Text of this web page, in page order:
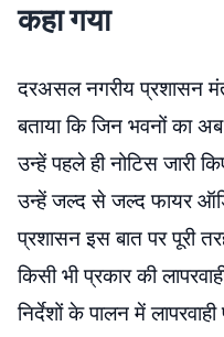
कहा गया
दरअसल नगरीय प्रशासन
बताया कि जिन भवनों का
उन्हें पहले ही नोटिस जारी
उन्हें जल्द से जल्द फायर
प्रशासन इस बात पर पूरी
किसी भी प्रकार की
निर्देशों के पालन में